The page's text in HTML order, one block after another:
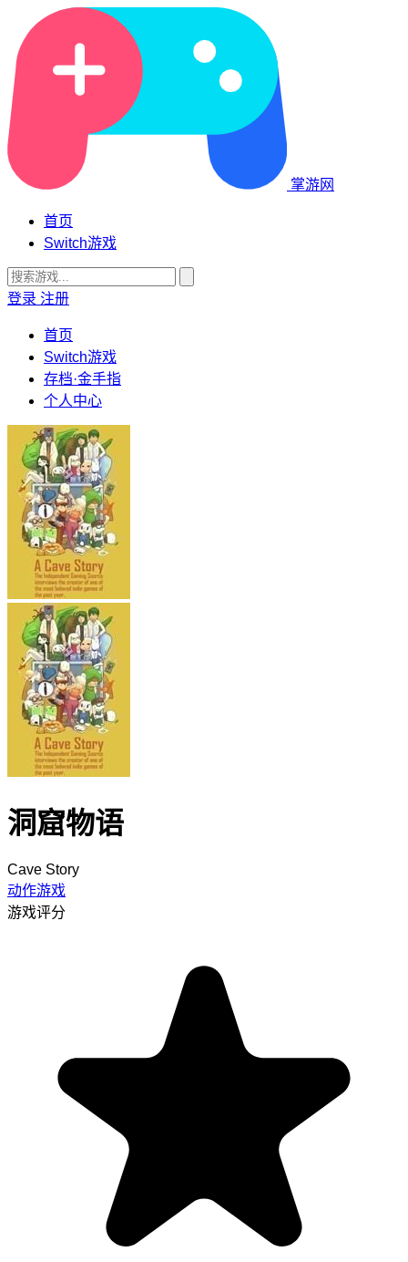
掌游网
首页
Switch游戏
登录 注册
首页
Switch游戏
存档·金手指
个人中心
洞窟物语
Cave Story
动作游戏
游戏评分